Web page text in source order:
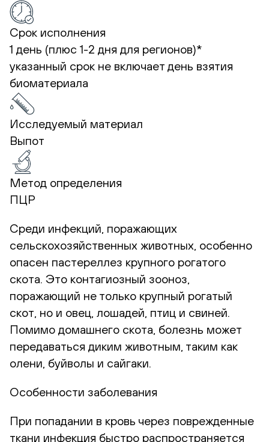
Срок исполнения
1 день (плюс 1-2 дня для регионов)*
указанный срок не включает день взятия
биоматериала
Исследуемый материал
Выпот
Метод определения
ПЦР
Среди инфекций, поражающих
сельскохозяйственных животных, особенно
опасен пастереллез крупного рогатого
скота. Это контагиозный зооноз,
поражающий не только крупный рогатый
скот, но и овец, лошадей, птиц и свиней.
Помимо домашнего скота, болезнь может
передаваться диким животным, таким как
олени, буйволы и сайгаки.
Особенности заболевания
При попадании в кровь через поврежденные
ткани инфекция быстро распространяется